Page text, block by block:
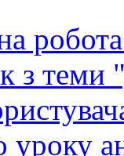
з теми
уроку